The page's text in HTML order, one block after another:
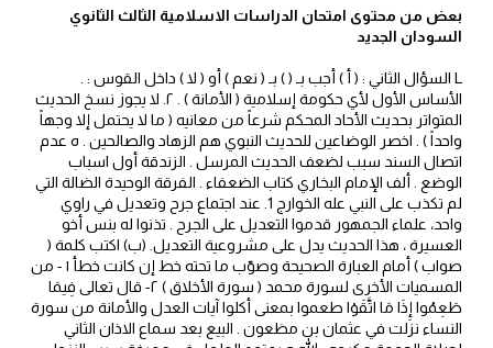
بعض من محتوى امتحان الدراسات الاسلامية الثالث الثانوي
السودان الجديد
L السؤال الثاني : ( أ ) أجب بـ ( ) بـ ( نعم ) أو ( لا ) داخل القوس : .
الأساس الأول لأي حكومة إسلامية ( الأمانة ) . ٢. لا يجوز نسخ الحديث
المتواتر بحديث الأحاد المحكم شرعاً من معانيه ( ما لا يحتمل إلا وجهاً
واحداً ) . اخصر الوضاعين للحديث النبوي هم الزهاد والصالحين . ه عدم
اتصال السند سبب لضعف الحديث المرسل . الزندقة أول اسباب
الوضع . ألف الإمام البخاري كتاب الضعفاء . الفرقة الوحيدة الضالة التي
لم تكذب على النبي عله الخوارج 1. عند اجتماع جرح وتعديل في راوي
واحد، علماء الجمهور قدموا التعديل على الجرح . تذنوا له بنس أخو
العسيرة ، هذا الحديث يدل على مشروعية التعديل. (ب) اكتب كلمة (
صواب ) أمام العبارة الصحيحة وصوّب ما تحته خط إن كانت خطأ ١ - من
المسميات الأخرى لسورة محمد ( سورة الأخلاق ) ۲- قال تعالى فِيمَا
طَعِمُوا إِذَا مَا اتَّقَوْا طعموا بمعنى أكلوا آيات العدل والأمانة من سورة
النساء نزلت في عثمان بن مظعون . البيع بعد سماع الاذان الثاني